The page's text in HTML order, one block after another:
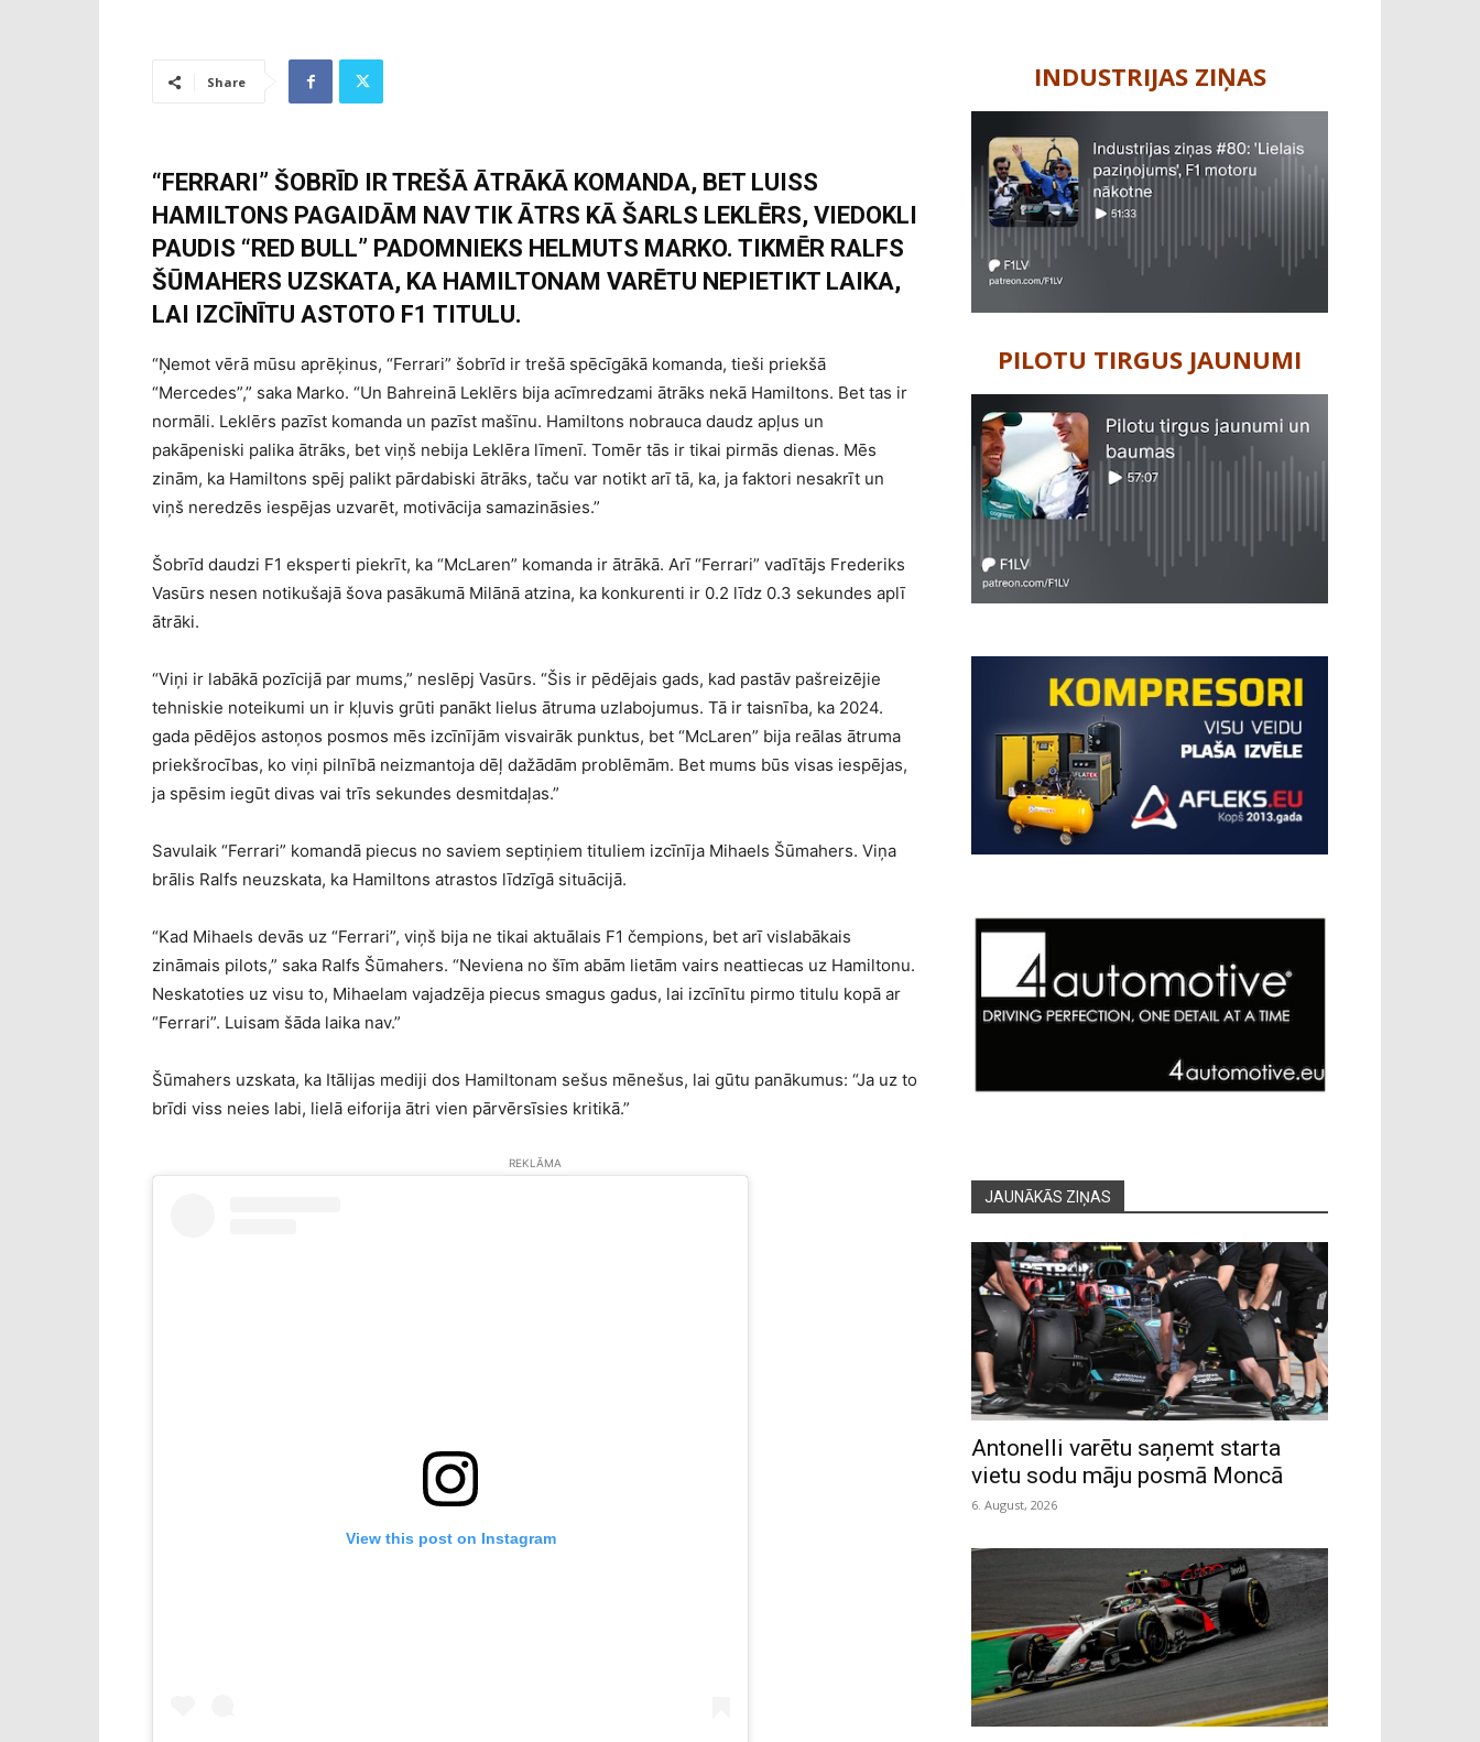
Share
“FERRARI” ŠOBRĪD IR TREŠĀ ĀTRĀKĀ KOMANDA, BET LUISS
HAMILTONS PAGAIDĀM NAV TIK ĀTRS KĀ ŠARLS LEKLĒRS, VIEDOKLI
PAUDIS “RED BULL” PADOMNIEKS HELMUTS MARKO. TIKMĒR RALFS
ŠŪMAHERS UZSKATA, KA HAMILTONAM VARĒTU NEPIETIKT LAIKA,
LAI IZCĪNĪTU ASTOTO F1 TITULU.
“Ņemot vērā mūsu aprēķinus, “Ferrari” šobrīd ir trešā spēcīgākā komanda, tieši priekšā
“Mercedes”,” saka Marko. “Un Bahreinā Leklērs bija acīmredzami ātrāks nekā Hamiltons. Bet tas ir
normāli. Leklērs pazīst komanda un pazīst mašīnu. Hamiltons nobrauca daudz apļus un
pakāpeniski palika ātrāks, bet viņš nebija Leklēra līmenī. Tomēr tās ir tikai pirmās dienas. Mēs
zinām, ka Hamiltons spēj palikt pārdabiski ātrāks, taču var notikt arī tā, ka, ja faktori nesakrīt un
viņš neredzēs iespējas uzvarēt, motivācija samazināsies.”
Šobrīd daudzi F1 eksperti piekrīt, ka “McLaren” komanda ir ātrākā. Arī “Ferrari” vadītājs Frederiks
Vasūrs nesen notikušajā šova pasākumā Milānā atzina, ka konkurenti ir 0.2 līdz 0.3 sekundes aplī
ātrāki.
“Viņi ir labākā pozīcijā par mums,” neslēpj Vasūrs. “Šis ir pēdējais gads, kad pastāv pašreizējie
tehniskie noteikumi un ir kļuvis grūti panākt lielus ātruma uzlabojumus. Tā ir taisnība, ka 2024.
gada pēdējos astoņos posmos mēs izcīnījām visvairāk punktus, bet “McLaren” bija reālas ātruma
priekšrocības, ko viņi pilnībā neizmantoja dēļ dažādām problēmām. Bet mums būs visas iespējas,
ja spēsim iegūt divas vai trīs sekundes desmitdaļas.”
Savulaik “Ferrari” komandā piecus no saviem septiņiem tituliem izcīnīja Mihaels Šūmahers. Viņa
brālis Ralfs neuzskata, ka Hamiltons atrastos līdzīgā situācijā.
“Kad Mihaels devās uz “Ferrari”, viņš bija ne tikai aktuālais F1 čempions, bet arī vislabākais
zināmais pilots,” saka Ralfs Šūmahers. “Neviena no šīm abām lietām vairs neattiecas uz Hamiltonu.
Neskatoties uz visu to, Mihaelam vajadzēja piecus smagus gadus, lai izcīnītu pirmo titulu kopā ar
“Ferrari”. Luisam šāda laika nav.”
Šūmahers uzskata, ka Itālijas mediji dos Hamiltonam sešus mēnešus, lai gūtu panākumus: “Ja uz to
brīdi viss neies labi, lielā eiforija ātri vien pārvērsīsies kritikā.”
REKLĀMA
View this post on Instagram
INDUSTRIJAS ZIŅAS
PILOTU TIRGUS JAUNUMI
JAUNĀKĀS ZIŅAS
Antonelli varētu saņemt starta
vietu sodu māju posmā Moncā
6. August, 2026